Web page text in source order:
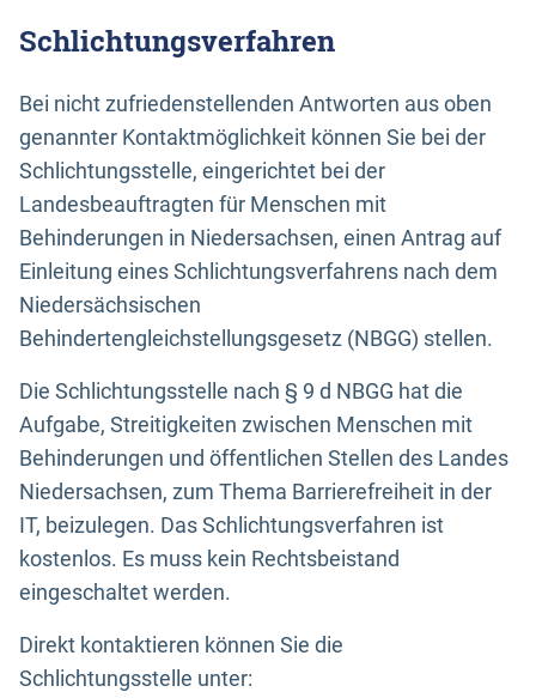
Schlichtungsverfahren
Bei nicht zufriedenstellenden Antworten aus oben
genannter Kontaktmöglichkeit können Sie bei der
Schlichtungsstelle, eingerichtet bei der
Landesbeauftragten für Menschen mit
Behinderungen in Niedersachsen, einen Antrag auf
Einleitung eines Schlichtungsverfahrens nach dem
Niedersächsischen
Behindertengleichstellungsgesetz (NBGG) stellen.
Die Schlichtungsstelle nach § 9 d NBGG hat die
Aufgabe, Streitigkeiten zwischen Menschen mit
Behinderungen und öffentlichen Stellen des Landes
Niedersachsen, zum Thema Barrierefreiheit in der
IT, beizulegen. Das Schlichtungsverfahren ist
kostenlos. Es muss kein Rechtsbeistand
eingeschaltet werden.
Direkt kontaktieren können Sie die
Schlichtungsstelle unter: